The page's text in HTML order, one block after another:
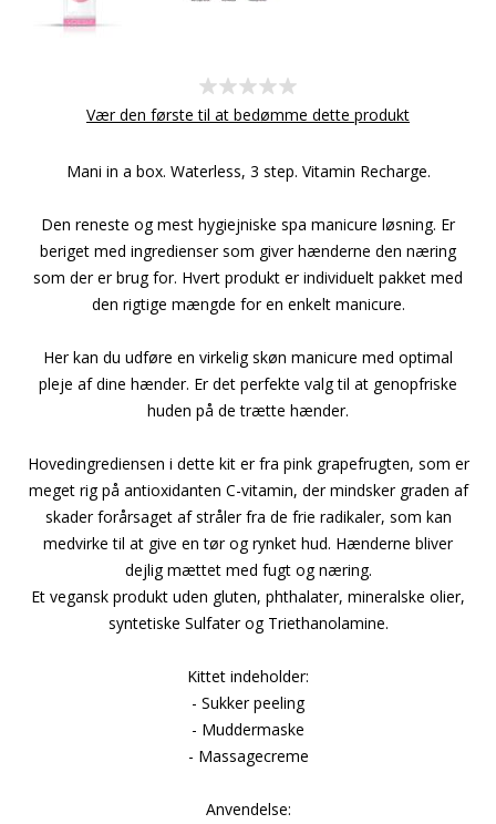
Vær den første til at bedømme dette produkt
Mani in a box. Waterless, 3 step. Vitamin Recharge.
Den reneste og mest hygiejniske spa manicure løsning. Er
beriget med ingredienser som giver hænderne den næring
som der er brug for. Hvert produkt er individuelt pakket med
den rigtige mængde for en enkelt manicure.
Her kan du udføre en virkelig skøn manicure med optimal
pleje af dine hænder. Er det perfekte valg til at genopfriske
huden på de trætte hænder.
Hovedingrediensen i dette kit er fra pink grapefrugten, som er
meget rig på antioxidanten C-vitamin, der mindsker graden af
skader forårsaget af stråler fra de frie radikaler, som kan
medvirke til at give en tør og rynket hud. Hænderne bliver
dejlig mættet med fugt og næring.
Et vegansk produkt uden gluten, phthalater, mineralske olier,
syntetiske Sulfater og Triethanolamine.
Kittet indeholder:
- Sukker peeling
- Muddermaske
- Massagecreme
Anvendelse: